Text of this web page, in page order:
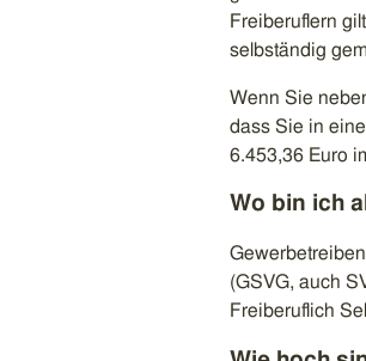
Freiberuflern
selbständig
Wenn Sie
dass Sie in
6.453,36 Euro
Wo bin ich
(GSVG, auch
Freiberuflich